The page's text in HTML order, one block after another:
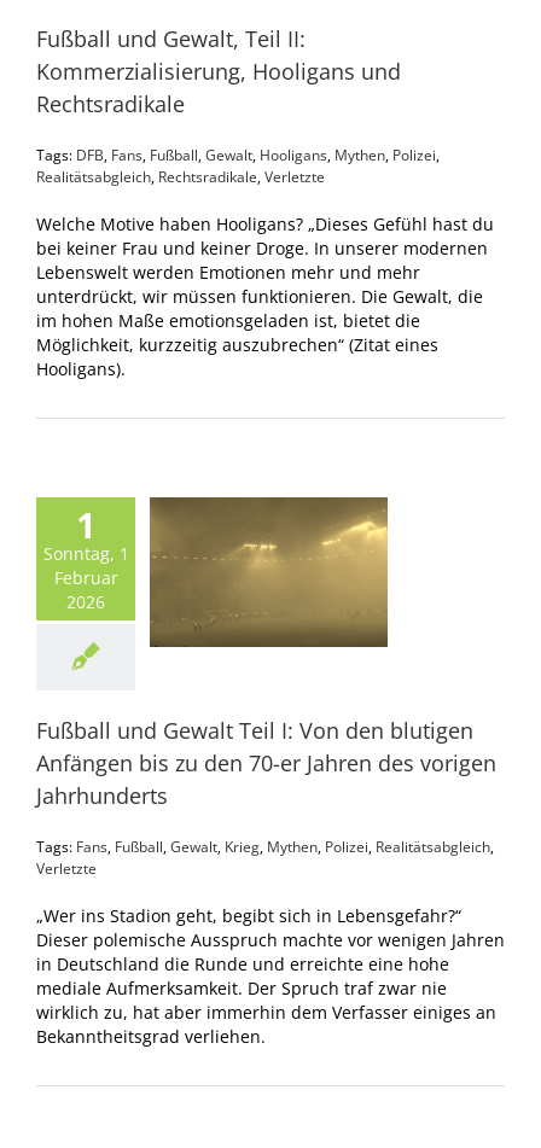
Fußball und Gewalt, Teil II:
Kommerzialisierung, Hooligans und
Rechtsradikale
Tags: DFB, Fans, Fußball,Gewalt, Hooligans, Mythen, Polizei,
Realitätsabgleich, Rechtsradikale,Verletzte
Welche Motive haben Hooligans? „Dieses Gefühl hast du
bei keiner Frau und keiner Droge. In unserer modernen
Lebenswelt werden Emotionen mehr und mehr
unterdrückt, wir müssen funktionieren. Die Gewalt, die
im hohen Maße emotionsgeladen ist, bietet die
Möglichkeit, kurzzeitig auszubrechen“ (Zitat eines
Hooligans).
1
Sonntag, 1
Februar
2026
Fußball und Gewalt Teil I: Von den blutigen
Anfängen bis zu den 70-er Jahren des vorigen
Jahrhunderts
Tags: Fans, Fußball,Gewalt, Krieg, Mythen, Polizei, Realitätsabgleich,
Verletzte
„Wer ins Stadion geht, begibt sich in Lebensgefahr?“
Dieser polemische Ausspruch machte vor wenigen Jahren
in Deutschland die Runde und erreichte eine hohe
mediale Aufmerksamkeit. Der Spruch traf zwar nie
wirklich zu, hat aber immerhin dem Verfasser einiges an
Bekanntheitsgrad verliehen.